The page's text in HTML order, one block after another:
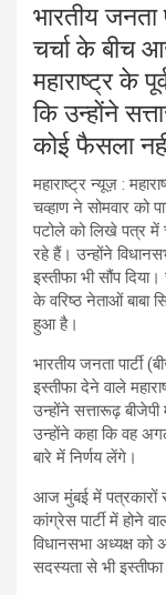
भारतीय जनता
चर्चा के बीच
महाराष्ट्र के
कि उन्होंने
कोई फैसला
महाराष्ट्र न्यूज़ :
चव्हाण ने सोमवार को
पटोले को लिखे पत्र में
रहे हैं। उन्होंने
इस्तीफा भी सौंप
के वरिष्ठ नेताओं बाबा
हुआ है।
भारतीय जनता पार्टी
इस्तीफा देने वाले
उन्होंने सत्तारूढ़
उन्होंने कहा कि वह
बारे में निर्णय लेंगे।
आज मुंबई में पत्रकारों
कांग्रेस पार्टी में होने
विधानसभा अध्यक्ष को
सदस्यता से भी इस्तीफा